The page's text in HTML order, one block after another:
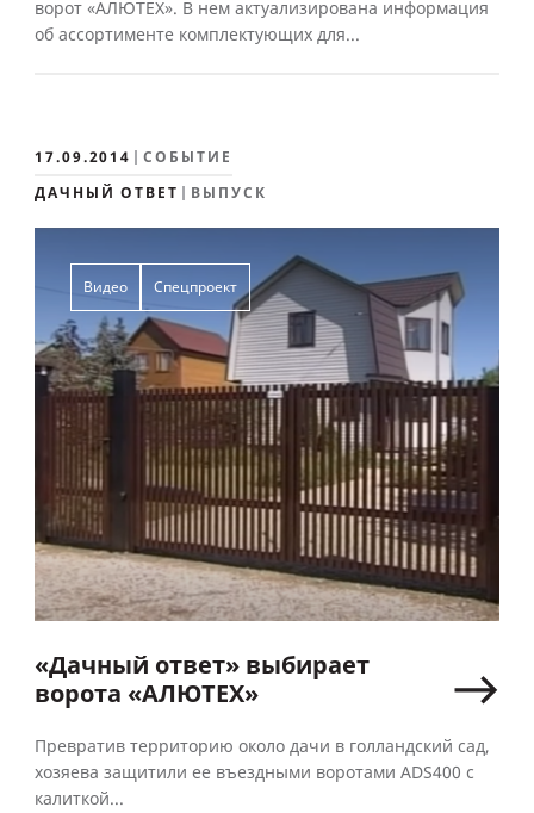
ворот «АЛЮТЕХ». В нем актуализирована информация
об ассортименте комплектующих для...
17.09.2014
СОБЫТИЕ
ДАЧНЫЙ ОТВЕТ
ВЫПУСК
Видео Спецпроект
«Дачный ответ» выбирает
ворота «АЛЮТЕХ»
Превратив территорию около дачи в голландский сад,
хозяева защитили ее въездными воротами ADS400 с
калиткой...